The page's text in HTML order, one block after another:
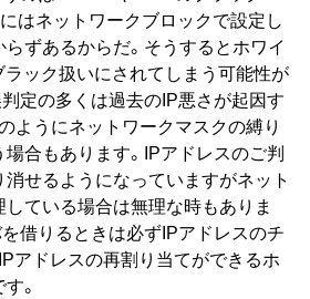
はネットワークブロックで設定し
ずあるからだ。そうするとホワイ
ラック扱いにされてしまう可能性が
定の多くは過去のIP悪さが起因す
ようにネットワークマスクの縛り
合もあります。IPアドレスのご判
せるようになっていますがネット
ている場合は無理な時もありま
借りるときは必ずIPアドレスのチ
アドレスの再割り当てができるホ
。